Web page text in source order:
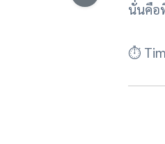
นั่นคือ
⏱